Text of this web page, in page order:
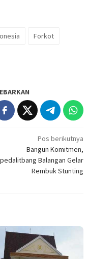
Forkot
Pos berikutnya
Bangun Komitmen,
Balangan Gelar
Rembuk Stunting